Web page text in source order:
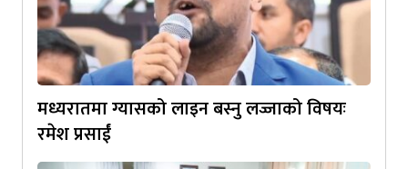
मध्यरातमा ग्यासको लाइन बस्नु लज्जाको विषयः
रमेश प्रसाईं